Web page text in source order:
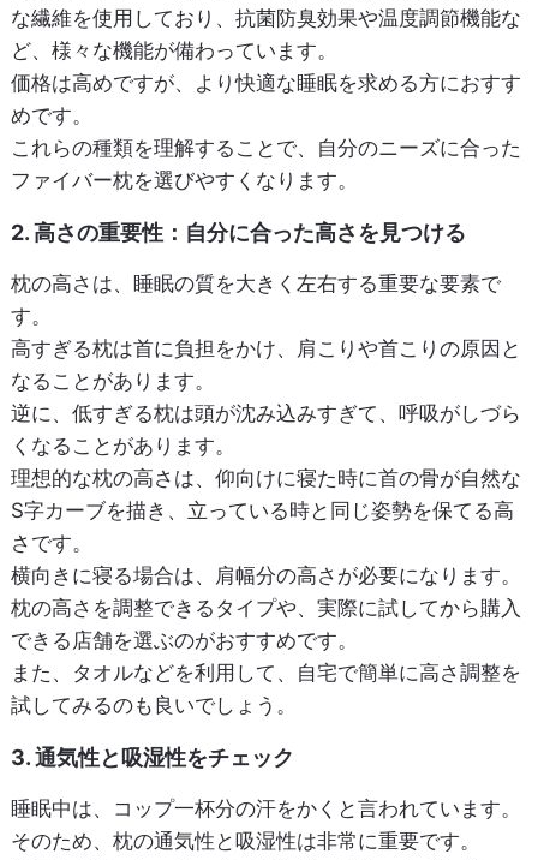
な繊維を使用しており、抗菌防臭効果や温度調節機能な
ど、様々な機能が備わっています。
価格は高めですが、より快適な睡眠を求める方におすす
めです。
これらの種類を理解することで、自分のニーズに合った
ファイバー枕を選びやすくなります。
2. 高さの重要性：自分に合った高さを見つける
枕の高さは、睡眠の質を大きく左右する重要な要素で
す。
高すぎる枕は首に負担をかけ、肩こりや首こりの原因と
なることがあります。
逆に、低すぎる枕は頭が沈み込みすぎて、呼吸がしづら
くなることがあります。
理想的な枕の高さは、仰向けに寝た時に首の骨が自然な
S字カーブを描き、立っている時と同じ姿勢を保てる高
さです。
横向きに寝る場合は、肩幅分の高さが必要になります。
枕の高さを調整できるタイプや、実際に試してから購入
できる店舗を選ぶのがおすすめです。
また、タオルなどを利用して、自宅で簡単に高さ調整を
試してみるのも良いでしょう。
3. 通気性と吸湿性をチェック
睡眠中は、コップ一杯分の汗をかくと言われています。
そのため、枕の通気性と吸湿性は非常に重要です。